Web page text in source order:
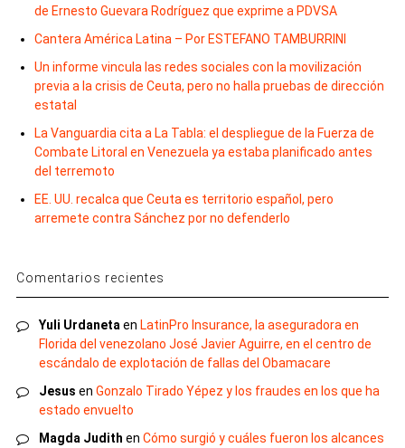
de Ernesto Guevara Rodríguez que exprime a PDVSA
Cantera América Latina – Por ESTEFANO TAMBURRINI
Un informe vincula las redes sociales con la movilización
previa a la crisis de Ceuta, pero no halla pruebas de dirección
estatal
La Vanguardia cita a La Tabla: el despliegue de la Fuerza de
Combate Litoral en Venezuela ya estaba planificado antes
del terremoto
EE. UU. recalca que Ceuta es territorio español, pero
arremete contra Sánchez por no defenderlo
Comentarios recientes
Yuli Urdaneta en LatinPro Insurance, la aseguradora en
Florida del venezolano José Javier Aguirre, en el centro de
escándalo de explotación de fallas del Obamacare
Jesus en Gonzalo Tirado Yépez y los fraudes en los que ha
estado envuelto
Magda Judith en Cómo surgió y cuáles fueron los alcances